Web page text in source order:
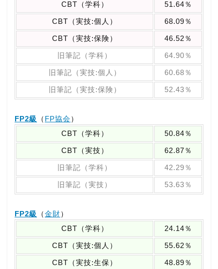
CBT（学科）
51.64％
CBT（実技:個人） 68.09％
CBT（実技:保険） 46.52％
旧筆記（学科） 64.90％
旧筆記（実技:個人） 60.68％
旧筆記（実技:保険） 52.43％
FP2級 （ FP協会 ）
CBT（学科）
50.84％
CBT（実技） 62.87％
旧筆記（学科） 42.29％
旧筆記（実技） 53.63％
FP2級 （金財）
CBT（学科）
24.14％
CBT（実技:個人） 55.62％
CBT（実技:生保） 48.89％